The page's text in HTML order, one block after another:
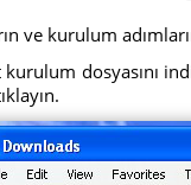
ve kurulum
kurulum dosyasını